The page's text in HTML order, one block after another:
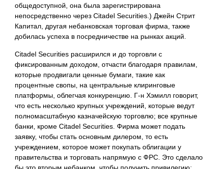
общедоступной, она была зарегистрирована
непосредственно через Citadel Securities.) Джейн Стрит
Капитал, другая небанковская торговая фирма, также
добилась успеха в посредничестве на рынках акций.
Citadel Securities расширился и до торговли с
фиксированным доходом, отчасти благодаря правилам,
которые продвигали ценные бумаги, такие как
процентные свопы, на центральные клиринговые
платформы, облегчая конкуренцию. Г-н Хэмилл говорит,
что есть несколько крупных учреждений, которые ведут
полномасштабную казначейскую торговлю; все крупные
банки, кроме Citadel Securities. Фирма может подать
заявку, чтобы стать основным дилером, то есть
учреждением, которое может покупать облигации у
правительства и торговать напрямую с ФРС. Это сделало